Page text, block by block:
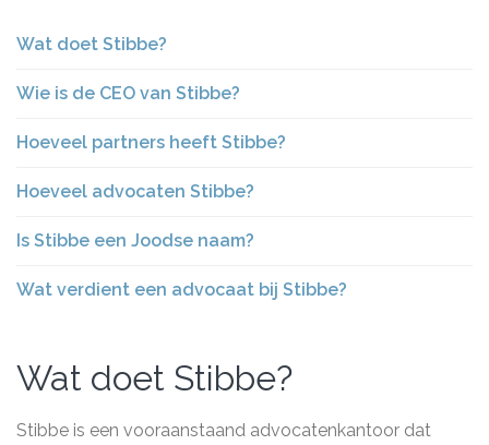
Wat doet Stibbe?
Wie is de CEO van Stibbe?
Hoeveel partners heeft Stibbe?
Hoeveel advocaten Stibbe?
Is Stibbe een Joodse naam?
Wat verdient een advocaat bij Stibbe?
Wat doet Stibbe?
Stibbe is een vooraanstaand advocatenkantoor dat